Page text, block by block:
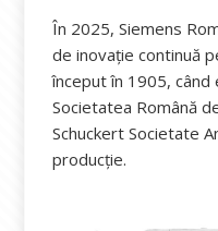
În 2025, Siemens
de inovație continuă
început în 1905, când
Societatea Română
Schuckert Societate
producție.